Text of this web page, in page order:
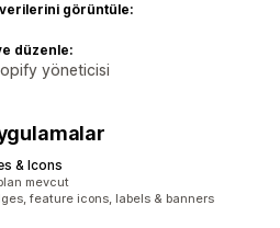
verilerini görüntüle:
düzenle:
yöneticisi
& Icons
mevcut
feature icons, labels & banners